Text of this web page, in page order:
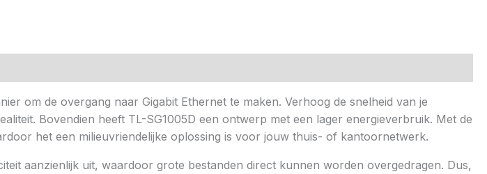
om de overgang naar Gigabit Ethernet te maken. Verhoog de snelheid van je
Bovendien heeft TL-SG1005D een ontwerp met een lager energieverbruik. Met de
het een milieuvriendelijke oplossing is voor jouw thuis- of kantoornetwerk.
aanzienlijk uit, waardoor grote bestanden direct kunnen worden overgedragen. Dus,